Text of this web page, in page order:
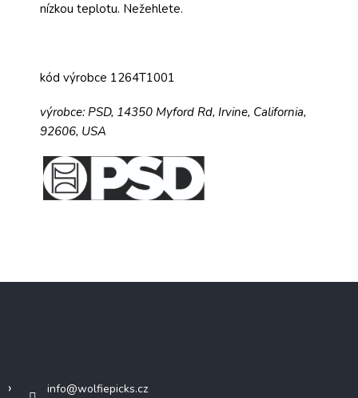
nízkou teplotu. Nežehlete.
kód výrobce 1264T1001
výrobce: PSD, 14350 Myford Rd, Irvine, California,
92606, USA
info@wolfiepicks.cz